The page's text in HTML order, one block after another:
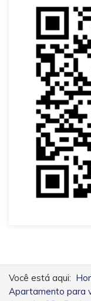
Você está aqui:
Apartamento para